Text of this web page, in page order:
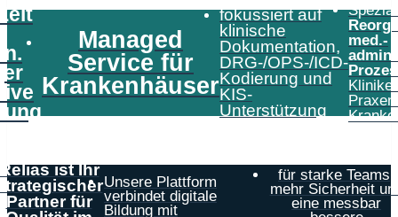
Managed
Service für
Krankenhäuser
fokussiert auf
klinische
Dokumentation,
DRG-/OPS-/ICD-
Kodierung und
KIS-
Unterstützung
med.-
ist Ihr
Partner für
Unsere Plattform
verbindet digitale
Bildung mit
für starke Teams,
mehr Sicherheit
eine messbar